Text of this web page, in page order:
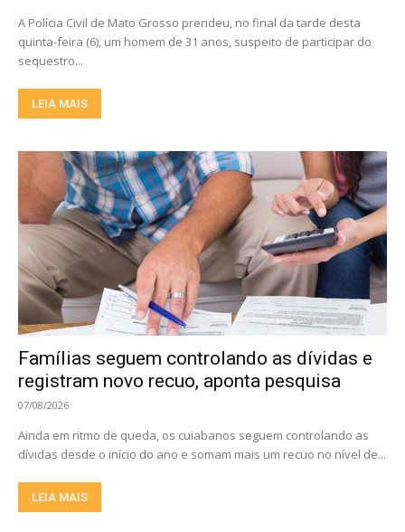
A Polícia Civil de Mato Grosso prendeu, no final da tarde desta
quinta-feira (6), um homem de 31 anos, suspeito de participar do
sequestro...
LEIA MAIS
Famílias seguem controlando as dívidas e
registram novo recuo, aponta pesquisa
07/08/2026
Ainda em ritmo de queda, os cuiabanos seguem controlando as
dívidas desde o início do ano e somam mais um recuo no nível de...
LEIA MAIS